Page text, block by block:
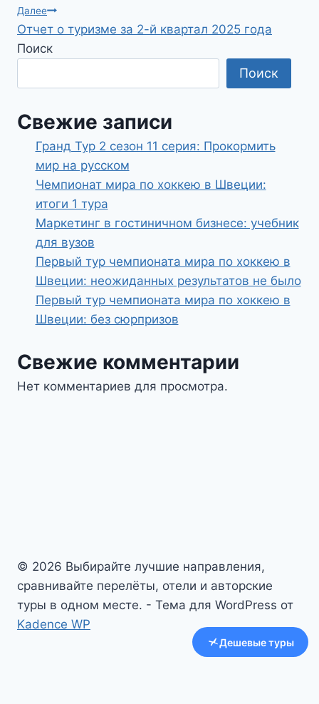
записям
Далее
Отчет о туризме за 2-й квартал 2025 года
Поиск
Поиск
Свежие записи
Гранд Тур 2 сезон 11 серия: Прокормить
мир на русском
Чемпионат мира по хоккею в Швеции:
итоги 1 тура
Маркетинг в гостиничном бизнесе: учебник
для вузов
Первый тур чемпионата мира по хоккею в
Швеции: неожиданных результатов не было
Первый тур чемпионата мира по хоккею в
Швеции: без сюрпризов
Свежие комментарии
Нет комментариев для просмотра.
© 2026 Выбирайте лучшие направления,
сравнивайте перелёты, отели и авторские
туры в одном месте. - Тема для WordPress от
Kadence WP
Дешевые туры